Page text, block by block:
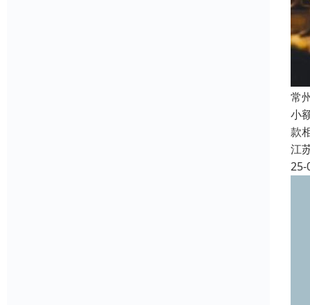
常
小
款
江
25-